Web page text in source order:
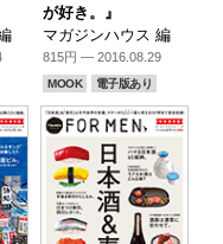
が好き。』
マガジンハウス 編
815円 — 2016.08.29
MOOK 電子版あり